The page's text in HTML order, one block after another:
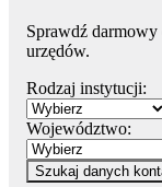
Sprawdź darmowy
urzędów.
Rodzaj instytucji:
Województwo:
Szukaj danych